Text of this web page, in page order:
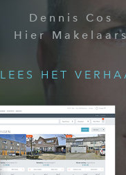
Dennis Cos
Hier
LEES HET